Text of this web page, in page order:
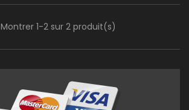
Montrer 1-2 sur 2 produit(s)